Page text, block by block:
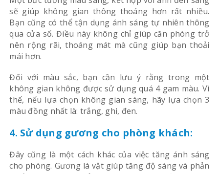
sẽ giúp không gian thông thoáng hơn rất nhiều.
Bạn cũng có thể tận dụng ánh sáng tự nhiên thông
qua cửa sổ. Điều này không chỉ giúp căn phòng trở
nên rộng rãi, thoáng mát mà cũng giúp bạn thoải
mái hơn.
Đối với màu sắc, bạn cần lưu ý rằng trong một
không gian không được sử dụng quá 4 gam màu. Vì
thế, nếu lựa chọn không gian sáng, hãy lựa chọn 3
màu đồng nhất là: trắng, ghi, đen.
4. Sử dụng gương cho phòng khách:
Đây cũng là một cách khác của việc tăng ánh sáng
cho phòng. Gương là vật giúp tăng độ sáng và phản